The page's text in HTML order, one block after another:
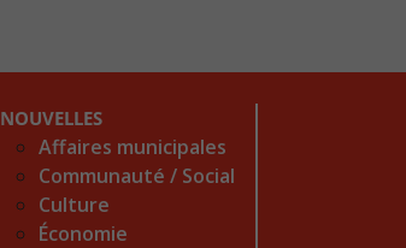
NOUVELLES
Affaires municipales
Communauté / Social
Culture
Économie